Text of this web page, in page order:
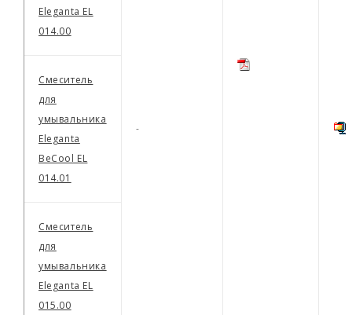
-
Eleganta EL
014.00
Смеситель
для
умывальника
Eleganta
BeCool EL
014.01
Смеситель
для
умывальника
Eleganta EL
015.00